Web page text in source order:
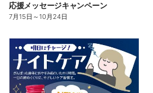
応援メッセージキャンペーン
7月15日 ～10月24日